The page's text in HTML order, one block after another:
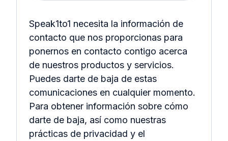
Speak1to1 necesita la información de
contacto que nos proporcionas para
ponernos en contacto contigo acerca
de nuestros productos y servicios.
Puedes darte de baja de estas
comunicaciones en cualquier momento.
Para obtener información sobre cómo
darte de baja, así como nuestras
prácticas de privacidad y el